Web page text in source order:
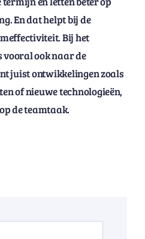
En dat helpt bij de
Bij het
vooral ook naar de
juist ontwikkelingen zoals
of nieuwe technologieën,
de teamtaak.